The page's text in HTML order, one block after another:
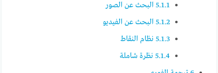
5.1.1 البحث عن الصور
5.1.2 البحث عن الفيديو
5.1.3 نظام النقاط
5.1.4 نظرة شاملة